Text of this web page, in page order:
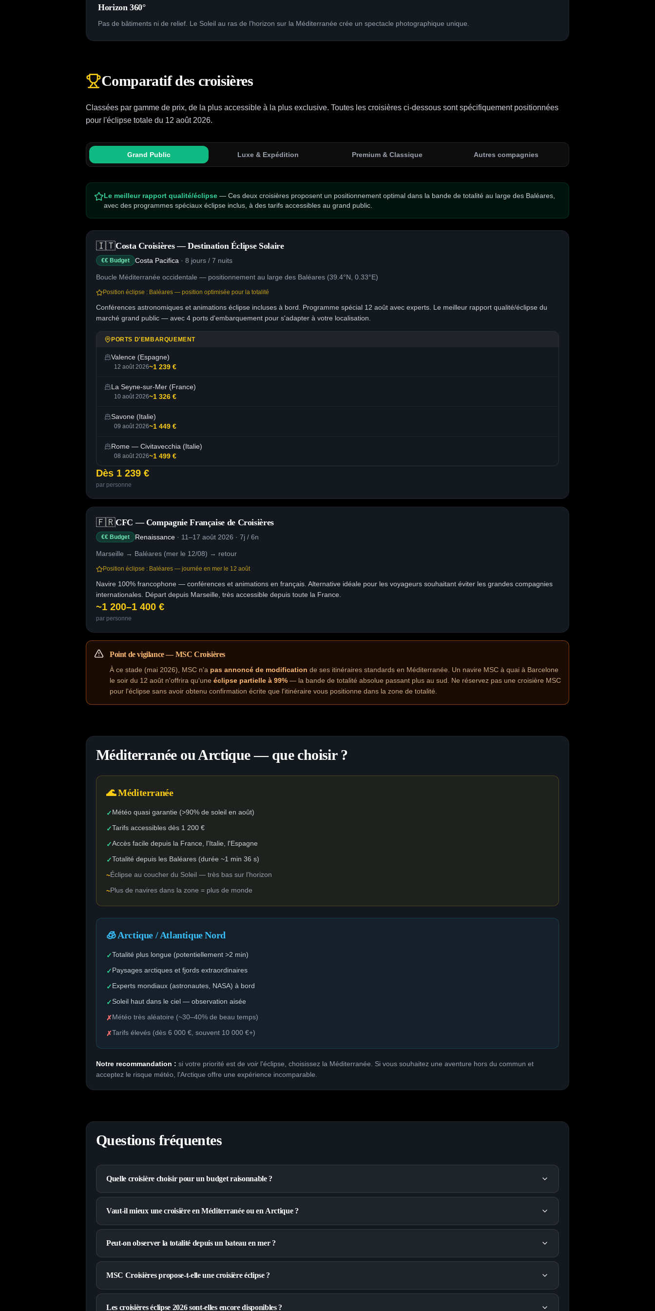
Horizon 360°
Pas de bâtiments ni de relief. Le Soleil au ras de l'horizon sur la Méditerranée crée un spectacle photographique unique.
Comparatif des croisières
Classées par gamme de prix, de la plus accessible à la plus exclusive. Toutes les croisières ci-dessous sont spécifiquement positionnées
pour l'éclipse totale du 12 août 2026.
Grand Public Luxe & Expédition Premium & Classique Autres compagnies
Le meilleur rapport qualité/éclipse — Ces deux croisières proposent un positionnement optimal dans la bande de totalité au large des Baléares,
avec des programmes spéciaux éclipse inclus, à des tarifs accessibles au grand public.
🇮🇹Costa Croisières — Destination Éclipse Solaire
€€ Budget Costa Pacifica · 8 jours / 7 nuits
Boucle Méditerranée occidentale — positionnement au large des Baléares (39.4°N, 0.33°E)
Position éclipse : Baléares — position optimisée pour la totalité
Conférences astronomiques et animations éclipse incluses à bord. Programme spécial 12 août avec experts. Le meilleur rapport qualité/éclipse du
marché grand public — avec 4 ports d'embarquement pour s'adapter à votre localisation.
PORTS D'EMBARQUEMENT
Valence (Espagne)
12 août 2026~1 239 €
La Seyne-sur-Mer (France)
10 août 2026~1 326 €
Savone (Italie)
09 août 2026~1 449 €
Rome — Civitavecchia (Italie)
08 août 2026~1 499 €
Dès 1 239 €
par personne
🇫🇷CFC — Compagnie Française de Croisières
€€ Budget Renaissance · 11–17 août 2026 · 7j / 6n
Marseille → Baléares (mer le 12/08) → retour
Position éclipse : Baléares — journée en mer le 12 août
Navire 100% francophone — conférences et animations en français. Alternative idéale pour les voyageurs souhaitant éviter les grandes compagnies
internationales. Départ depuis Marseille, très accessible depuis toute la France.
~1 200–1 400 €
par personne
Point de vigilance — MSC Croisières
À ce stade (mai 2026), MSC n'a pas annoncé de modification de ses itinéraires standards en Méditerranée. Un navire MSC à quai à Barcelone
le soir du 12 août n'offrira qu'une éclipse partielle à 99% — la bande de totalité absolue passant plus au sud. Ne réservez pas une croisière MSC
pour l'éclipse sans avoir obtenu confirmation écrite que l'itinéraire vous positionne dans la zone de totalité.
Méditerranée ou Arctique — que choisir ?
🌊 Méditerranée
✓Météo quasi garantie (>90% de soleil en août)
✓Tarifs accessibles dès 1 200 €
✓Accès facile depuis la France, l'Italie, l'Espagne
✓Totalité depuis les Baléares (durée ~1 min 36 s)
~Éclipse au coucher du Soleil — très bas sur l'horizon
~Plus de navires dans la zone = plus de monde
🧊 Arctique / Atlantique Nord
✓Totalité plus longue (potentiellement >2 min)
✓Paysages arctiques et fjords extraordinaires
✓Experts mondiaux (astronautes, NASA) à bord
✓Soleil haut dans le ciel — observation aisée
✗Météo très aléatoire (~30–40% de beau temps)
✗Tarifs élevés (dès 6 000 €, souvent 10 000 €+)
Notre recommandation : si votre priorité est de voir l'éclipse, choisissez la Méditerranée. Si vous souhaitez une aventure hors du commun et
acceptez le risque météo, l'Arctique offre une expérience incomparable.
Questions fréquentes
Quelle croisière choisir pour un budget raisonnable ?
Vaut-il mieux une croisière en Méditerranée ou en Arctique ?
Peut-on observer la totalité depuis un bateau en mer ?
MSC Croisières propose-t-elle une croisière éclipse ?
Les croisières éclipse 2026 sont-elles encore disponibles ?